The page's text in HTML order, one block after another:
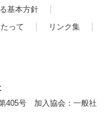
基本方針
って
リンク集
405号 加入協会：一般社